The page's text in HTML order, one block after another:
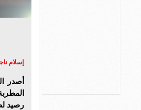
إسلام
أصدر
رصيد